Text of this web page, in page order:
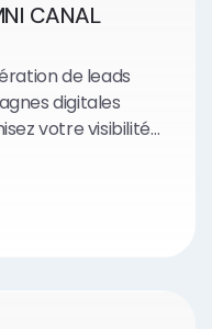
CANAL
de leads
digitales
votre visibilité
percutantes.